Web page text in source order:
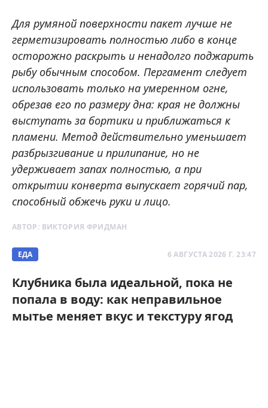
Для румяной поверхности пакет лучше не
герметизировать полностью либо в конце
осторожно раскрыть и ненадолго поджарить
рыбу обычным способом. Пергамент следует
использовать только на умеренном огне,
обрезав его по размеру дна: края не должны
выступать за бортики и приближаться к
пламени. Метод действительно уменьшает
разбрызгивание и прилипание, но не
удерживает запах полностью, а при
открытии конверта выпускает горячий пар,
способный обжечь руки и лицо.
АВТОР: ВИКТОРИЯ ФРИДМАН
ЕДА 6 АВГУСТА 2026 Г. 23:47
Клубника была идеальной, пока не
попала в воду: как неправильное
мытье меняет вкус и текстуру ягод